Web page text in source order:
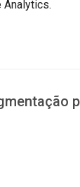
Analytics.